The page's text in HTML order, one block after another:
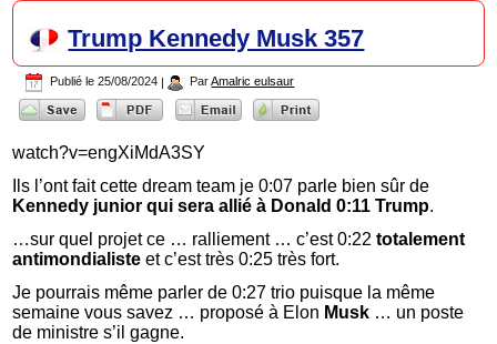
Trump Kennedy Musk 357
Publié le 25/08/2024 | Par Amalric eulsaur
watch?v=engXiMdA3SY
Ils l’ont fait cette dream team je 0:07 parle bien sûr de
Kennedy junior qui sera allié à Donald 0:11 Trump.
…sur quel projet ce … ralliement … c’est 0:22totalement
antimondialiste et c’est très 0:25 très fort.
Je pourrais même parler de 0:27 trio puisque la même
semaine vous savez … proposé à Elon Musk … un poste
de ministre s’il gagne.